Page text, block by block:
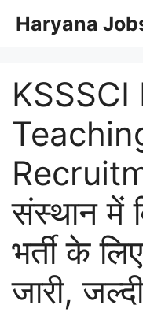
Haryana
संस्थान में
भर्ती के
जारी,